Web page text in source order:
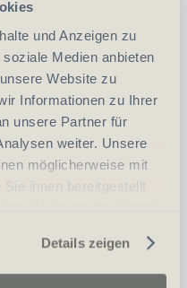
und Anzeigen zu
Medien anbieten
Website zu
Informationen zu Ihrer
unsere Partner für
weiter. Unsere
möglicherweise mit
ihnen bereitgestellt
Details zeigen
in den Warenkorb